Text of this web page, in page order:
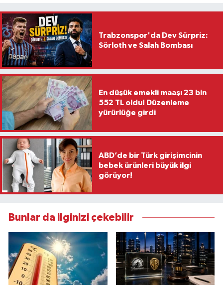
Trabzonspor'da Dev Sürpriz:
Sörloth ve Salah Bombası
En düşük emekli maaşı 23 bin
552 TL oldu! Düzenleme
yürürlüğe girdi
ABD’de bir Türk girişimcinin
bebek ürünleri büyük ilgi
görüyor!
Bunlar da ilginizi çekebilir